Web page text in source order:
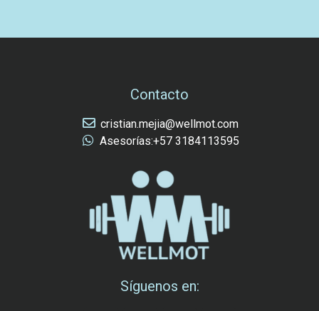
Contacto
cristian.mejia@wellmot.com
Asesorías:+57 3184113595
Síguenos en: